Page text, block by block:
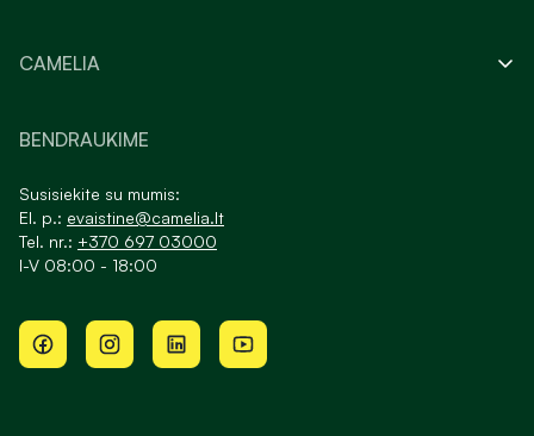
CAMELIA
BENDRAUKIME
Susisiekite su mumis:
El. p.: evaistine@camelia.lt
Tel. nr.: +370 697 03000
I-V 08:00 - 18:00